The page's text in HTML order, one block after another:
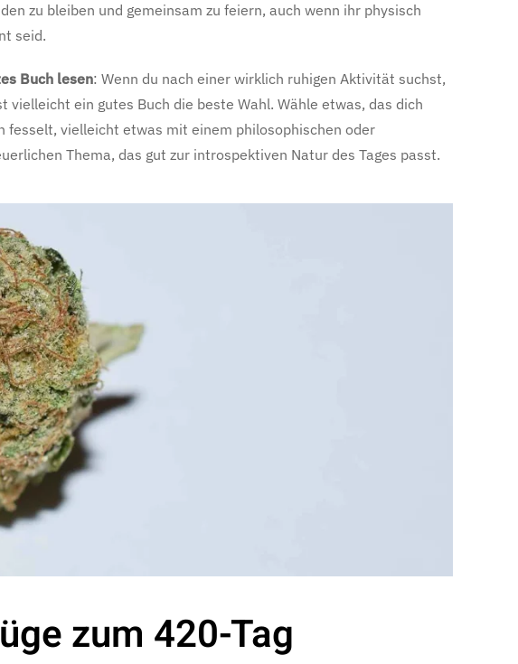
zu bleiben und gemeinsam zu feiern, auch wenn ihr physisch
seid.
Buch lesen: Wenn du nach einer wirklich ruhigen Aktivität suchst,
vielleicht ein gutes Buch die beste Wahl. Wähle etwas, das dich
fesselt, vielleicht etwas mit einem philosophischen oder
Thema, das gut zur introspektiven Natur des Tages passt.
zum 420-Tag